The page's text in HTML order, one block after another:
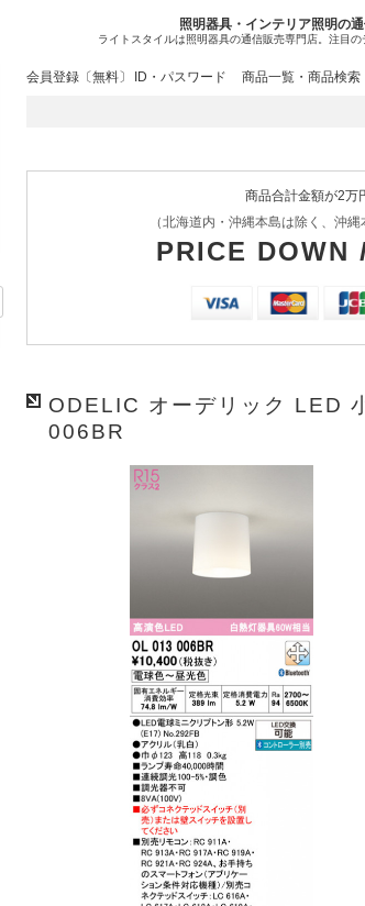
照明器具・インテリア照明の
ライトスタイルは照明器具の通信販売専門店。注目
会員登録〔無料〕 ID・パスワード 商品一覧・商品検索
商品合計金額が2万
（北海道内・沖縄本島は除く、沖
PRICE DOWN
ODELIC オーデリック LED
006BR